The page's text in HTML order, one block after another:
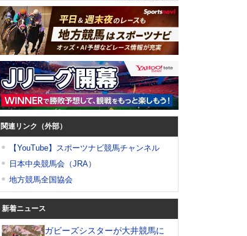
関連リンク（外部）
【YouTube】スポーツナビ競馬チャンネル
日本中央競馬会（JRA）
地方競馬全国協会
新着ニュース
ガビーズシスターが大井競馬に